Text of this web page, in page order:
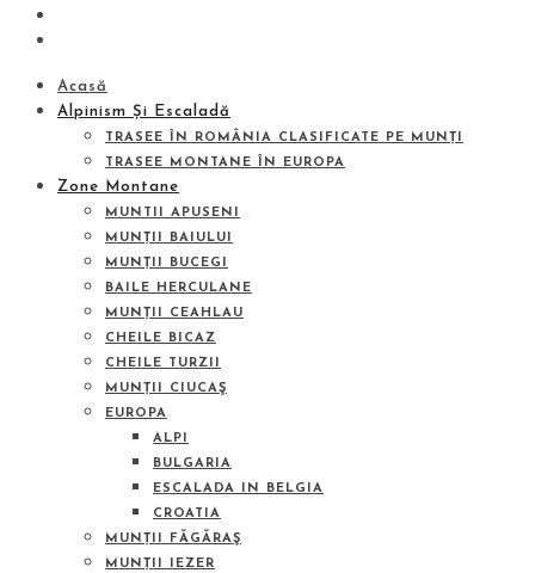
Acasă
Alpinism Și Escaladă
TRASEE ÎN ROMÂNIA CLASIFICATE PE MUNȚI
TRASEE MONTANE ÎN EUROPA
Zone Montane
MUNTII APUSENI
MUNȚII BAIULUI
MUNȚII BUCEGI
BAILE HERCULANE
MUNȚII CEAHLAU
CHEILE BICAZ
CHEILE TURZII
MUNȚII CIUCAŞ
EUROPA
ALPI
BULGARIA
ESCALADA IN BELGIA
CROATIA
MUNȚII FĂGĂRAŞ
MUNȚII IEZER